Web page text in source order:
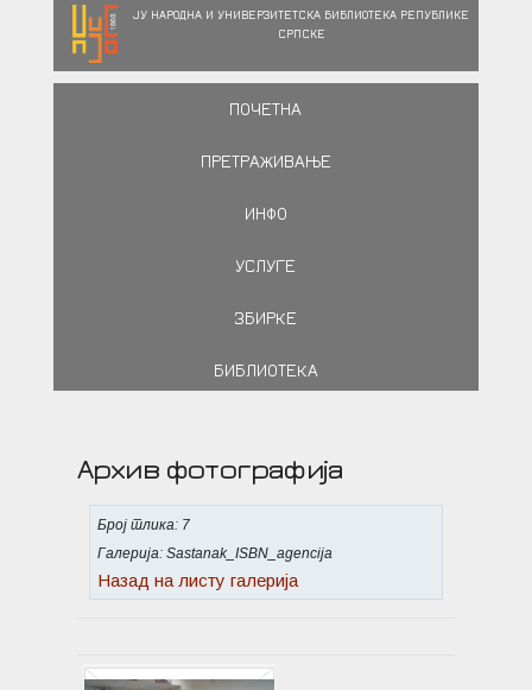
ЈУ НАРОДНА И УНИВЕРЗИТЕТСКА БИБЛИОТЕКА РЕПУБЛИКЕ
СРПСКЕ
ПОЧЕТНА
ПРЕТРАЖИВАЊЕ
ИНФО
УСЛУГЕ
ЗБИРКЕ
БИБЛИОТЕКА
Архив фотографија
Број слика: 7
Галерија: Sastanak_ISBN_agencija
Назад на листу галерија